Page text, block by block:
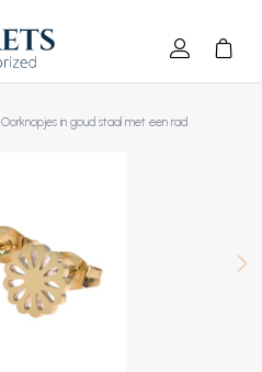
Oorknopjes in goud staal met een rad